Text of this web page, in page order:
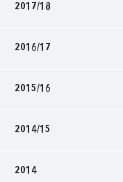
2017/18
2016/17
2015/16
2014/15
2014